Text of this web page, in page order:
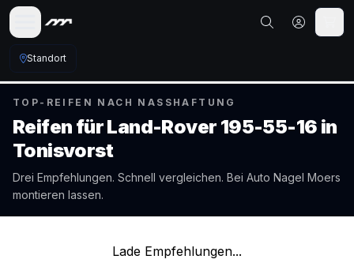
Standort
TOP-REIFEN NACH NASSHAFTUNG
Reifen fürLand-Rover 195-55-16 in
Tonisvorst
Drei Empfehlungen. Schnell vergleichen. Bei Auto Nagel Moers
montieren lassen.
Lade Empfehlungen...